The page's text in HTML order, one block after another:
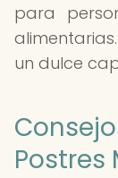
para
un dulce
Postres